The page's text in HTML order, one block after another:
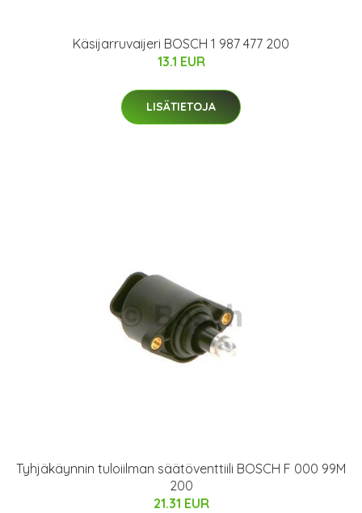
Käsijarruvaijeri BOSCH 1 987 477 200
13.1 EUR
LISÄTIETOJA
Tyhjäkäynnin tuloiilman säätöventtiili BOSCH F 000 99M
200
21.31 EUR